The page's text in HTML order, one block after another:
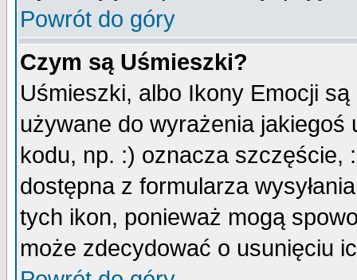
Powrót do góry
Czym są Uśmieszki?
Uśmieszki, albo Ikony Emocji
używane do wyrażenia
kodu, np. :) oznacza szczęście,
dostępna z formularza
tych ikon, ponieważ mogą
może zdecydować o usunięciu